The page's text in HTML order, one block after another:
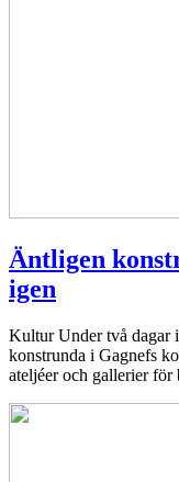
Äntligen
igen
Kultur Under två dagar
konstrunda i Gagnefs
ateljéer och gallerier